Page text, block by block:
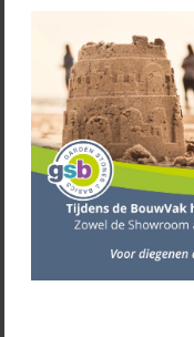
BEKIJK PRODUCT